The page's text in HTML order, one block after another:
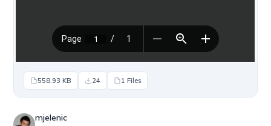
558.93 KB 24 1 Files
mjelenic